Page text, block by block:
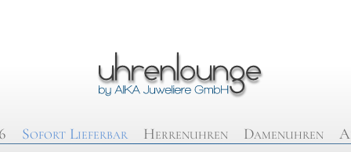
Sofort Lieferbar Herrenuhren Damenuhren